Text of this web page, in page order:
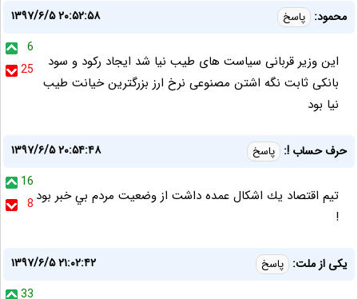
محمود: پاسخ
۱۳۹۷/۶/۵ ۲۰:۵۲:۵۸
6
25
این وزیر قربانی سیاست های طیب نیا شد ایجاد رکود و سود
بانکی ثابت نگه اشتن مصنوعی نرخ ارز بزرگترین خیانت طیب
نیا بود
حرف حساب !: پاسخ
۱۳۹۷/۶/۵ ۲۰:۵۴:۴۸
16
8 تيم اقتصاد يك اشكال عمده داشت از وضعيت مردم بي خبر بود
!
یکی از ملت: پاسخ
۱۳۹۷/۶/۵ ۲۱:۰۲:۴۲
33